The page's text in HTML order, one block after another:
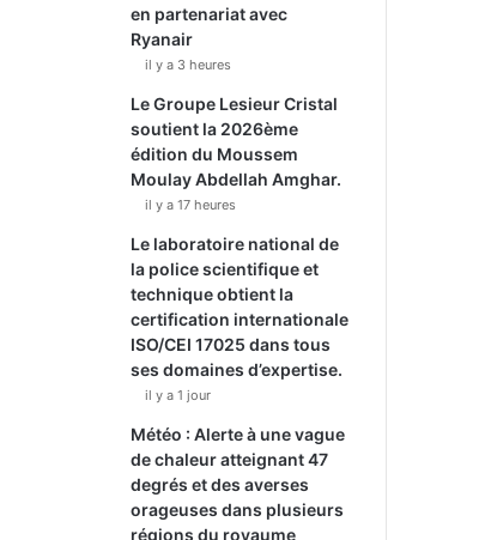
en partenariat avec
Ryanair
il y a 3 heures
Le Groupe Lesieur Cristal
soutient la 2026ème
édition du Moussem
Moulay Abdellah Amghar.
il y a 17 heures
Le laboratoire national de
la police scientifique et
technique obtient la
certification internationale
ISO/CEI 17025 dans tous
ses domaines d’expertise.
il y a 1 jour
Météo : Alerte à une vague
de chaleur atteignant 47
degrés et des averses
orageuses dans plusieurs
régions du royaume